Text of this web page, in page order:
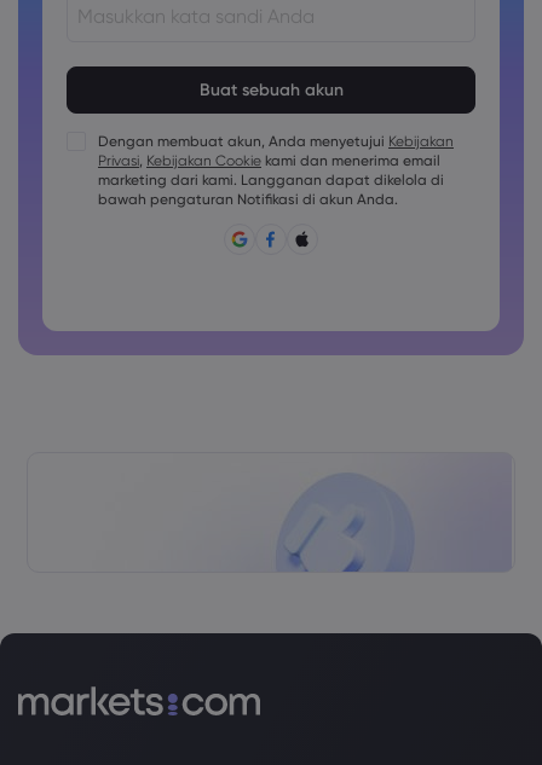
Kata sandi harus berisi setidaknya 1 karakter huruf besar
Kata sandi harus berisi setidaknya 1 karakter huruf kecil
Sandi harus berisi ~!@#£%^&amp;*()_-+=:;&lt;&gt;{,[]?,.
Dengan membuat akun, Anda menyetujui Kebijakan
Privasi, Kebijakan Cookie kami dan menerima email
marketing dari kami. Langganan dapat dikelola di
bawah pengaturan Notifikasi di akun Anda.